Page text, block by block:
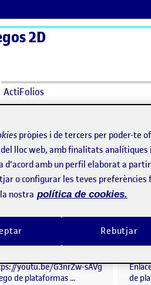
2D
ActiFolios
– Santi van Gelderen
PEC 2 – Un juego de plataformas
Data de publicació
27 Nov. 2022 el PEC 2 – Un juego
youtu.be/G3nrZw-sAVg
de plataformas …
URL
de
pròpies i de tercers per poder-te
lloc web, amb finalitats
d'acord amb un perfil elaborat a
o configurar les teves preferències
nostra política de cookies.
Rebutjar